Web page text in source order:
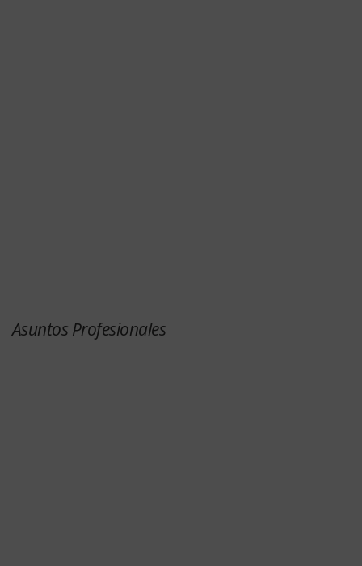
Asuntos Profesionales